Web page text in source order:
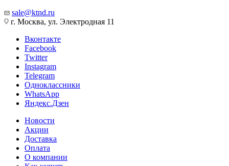
sale@ktnd.ru
г. Москва, ул. Электродная 11
Вконтакте
Facebook
Twitter
Instagram
Telegram
Одноклассники
WhatsApp
Яндекс.Дзен
Новости
Акции
Доставка
Оплата
О компании